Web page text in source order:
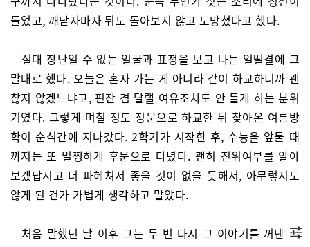
들었고, 깨닫자마자 뒤도 돌아보지 않고 도망쳤다고 했다.
절대 장난일 수 없는 얼굴과 표정을 보고 나는 얼떨결에 그
말대로 했다. 오늘은 혼자 가는 게 아니라 같이 하교하니까 괜
찮지 않겠느냐고, 핀잔 겸 달랠 여유조차도 안 들게 하는 분위
기였다. 그렇게 며칠 정도 정문으로 하교한 뒤 찾아온 여름방
학이 순식간에 지나갔다. 2학기가 시작한 후, 수능을 앞둘 때
까지는 또 멀쩡하게 후문으로 다녔다. 괜히 진위여부를 알아
보겠답시고 더 파헤쳐서 좋을 것이 없을 듯해서, 아무렇지도
않게 된 건가 가볍게 생각하고 말았다.
처음 말했던 날 이후 그는 두 번 다시 그 이야기를 꺼낸 적